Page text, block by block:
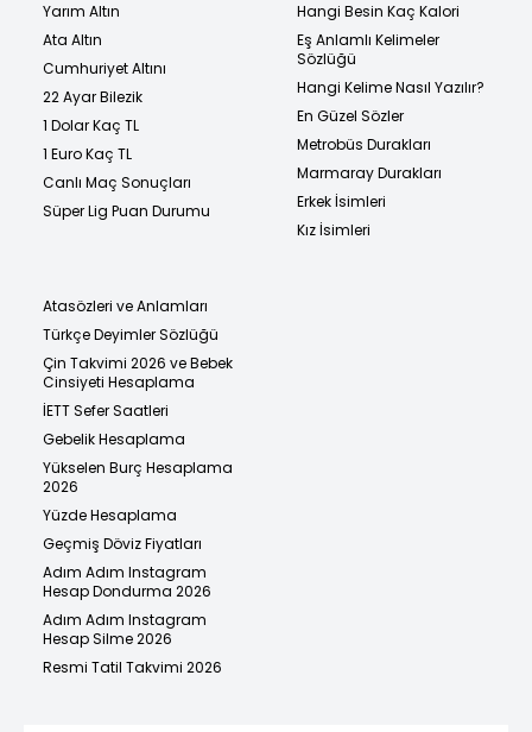
Yarım Altın
Ata Altın
Cumhuriyet Altını
22 Ayar Bilezik
1 Dolar Kaç TL
1 Euro Kaç TL
Canlı Maç Sonuçları
Süper Lig Puan Durumu
Hangi Besin Kaç Kalori
Eş Anlamlı Kelimeler
Sözlüğü
Hangi Kelime Nasıl Yazılır?
En Güzel Sözler
Metrobüs Durakları
Marmaray Durakları
Erkek İsimleri
Kız İsimleri
Atasözleri ve Anlamları
Türkçe Deyimler Sözlüğü
Çin Takvimi 2026 ve Bebek
Cinsiyeti Hesaplama
İETT Sefer Saatleri
Gebelik Hesaplama
Yükselen Burç Hesaplama
2026
Yüzde Hesaplama
Geçmiş Döviz Fiyatları
Adım Adım Instagram
Hesap Dondurma 2026
Adım Adım Instagram
Hesap Silme 2026
Resmi Tatil Takvimi 2026